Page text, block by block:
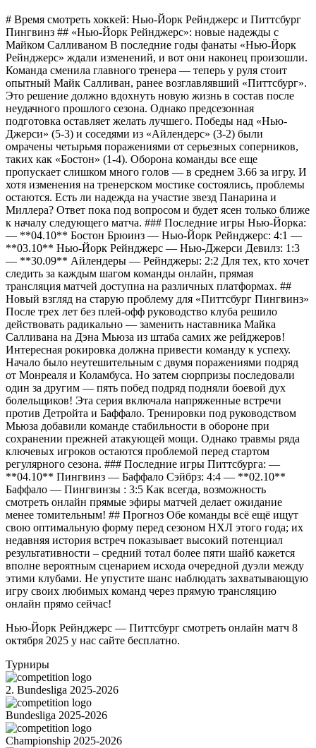
# Время смотреть хоккей: Нью-Йорк Рейнджерс и Питтсбург
Пингвинз ## «Нью-Йорк Рейнджерс»: новые надежды с
Майком Салливаном В последние годы фанаты «Нью-Йорк
Рейнджерс» ждали изменений, и вот они наконец произошли.
Команда сменила главного тренера — теперь у руля стоит
опытный Майк Салливан, ранее возглавлявший «Питтсбург».
Это решение должно вдохнуть новую жизнь в состав после
неудачного прошлого сезона. Однако предсезонная
подготовка оставляет желать лучшего. Победы над «Нью-
Джерси» (5-3) и соседями из «Айлендерс» (3-2) были
омрачены четырьмя поражениями от серьезных соперников,
таких как «Бостон» (1-4). Оборона команды все еще
пропускает слишком много голов — в среднем 3.66 за игру. И
хотя изменения на тренерском мостике состоялись, проблемы
остаются. Есть ли надежда на участие звезд Панарина и
Миллера? Ответ пока под вопросом и будет ясен только ближе
к началу следующего матча. ### Последние игры Нью-Йорка:
— **04.10** Бостон Брюинз — Нью-Йорк Рейнджерс: 4:1 —
**03.10** Нью-Йорк Рейнджерс — Нью-Джерси Девилз: 1:3
— **30.09** Айлендеры — Рейнджеры: 2:2 Для тех, кто хочет
следить за каждым шагом команды онлайн, прямая
трансляция матчей доступна на различных платформах. ##
Новый взгляд на старую проблему для «Питтсбург Пингвинз»
После трех лет без плей-офф руководство клуба решило
действовать радикально — заменить наставника Майка
Салливана на Дэна Мьюза из штаба самих же рейджеров!
Интересная рокировка должна привести команду к успеху.
Начало было неутешительным с двумя поражениями подряд
от Монреаля и Коламбуса. Но затем сюрпризы последовали
один за другим — пять побед подряд подняли боевой дух
болельщиков! Эта серия включала напряженные встречи
против Детройта и Баффало. Тренировки под руководством
Мьюза добавили команде стабильности в обороне при
сохранении прежней атакующей мощи. Однако травмы ряда
ключевых игроков остаются проблемой перед стартом
регулярного сезона. ### Последние игры Питтсбурга: —
**04.10** Пингвинз — Баффало Сэйбрз: 4:4 — **02.10**
Баффало — Пингвинзы : 3:5 Как всегда, возможность
смотреть онлайн прямые эфиры матчей делает ожидание
менее томительным! ## Прогноз Обе команды всё ещё ищут
свою оптимальную форму перед сезоном НХЛ этого года; их
недавняя история встреч показывает высокий потенциал
результативности – средний тотал более пяти шайб кажется
вполне вероятным сценарием исхода очередной дуэли между
этими клубами. Не упустите шанс наблюдать захватывающую
игру своих любимых команд через прямую трансляцию
онлайн прямо сейчас!
Нью-Йорк Рейнджерс — Питтсбург cмотреть онлайн матч 8
октября 2025 у нас сайте бесплатно.
Турниры
2. Bundesliga 2025-2026
Bundesliga 2025-2026
Championship 2025-2026